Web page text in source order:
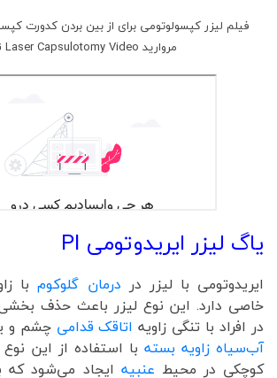
فیلم لیزر کپسولوتومی برای از بین بردن کدورت
مروارید YAG Laser Capsulotomy Video
یاگ لیزر ایریدوتومی PI
ایریدوتومی با لیزر در درمان گلوکومبا
خاصی دارد. این نوع لیزر باعث حذف
در افراد با تنگی زاویه اتاقک قدامی چشم و
آب‌سیاه زاویه بسته با استفاده از این
کوچکی در محیط عنبیه ایجاد می‌شود که